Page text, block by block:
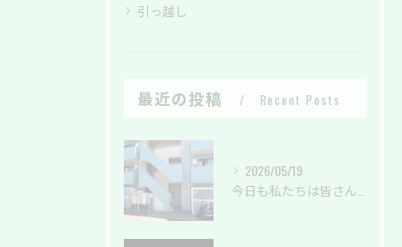
引っ越し
最近の投稿 Recent Posts
2026/05/19